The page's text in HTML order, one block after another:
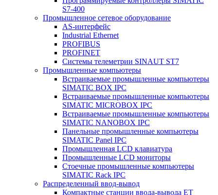
S7-400
Промышленное сетевое оборудование
AS-интерфейс
Industrial Ethernet
PROFIBUS
PROFINET
Системы телеметрии SINAUT ST7
Промышленные компьютеры
Встраиваемые промышленные компьютеры
SIMATIC BOX IPC
Встраиваемые промышленные компьютеры
SIMATIC MICROBOX IPC
Встраиваемые промышленные компьютеры
SIMATIC NANOBOX IPC
Панельные промышленные компьютеры
SIMATIC Panel IPC
Промышленная LCD клавиатура
Промышленные LCD мониторы
Стоечные промышленные компьютеры
SIMATIC Rack IPC
Распределенный ввод-вывод
Компактные станции ввода-вывода ET